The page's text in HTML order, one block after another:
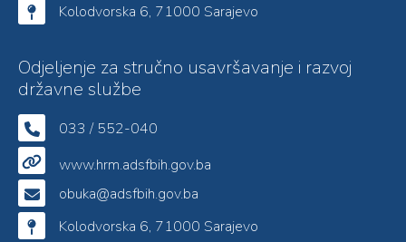
Kolodvorska 6, 71000 Sarajevo
Odjeljenje za stručno usavršavanje i razvoj
državne službe
033 / 552-040
www.hrm.adsfbih.gov.ba
obuka@adsfbih.gov.ba
Kolodvorska 6, 71000 Sarajevo